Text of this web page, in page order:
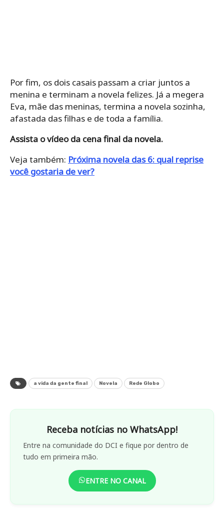
Por fim, os dois casais passam a criar juntos a
menina e terminam a novela felizes. Já a megera
Eva, mãe das meninas, termina a novela sozinha,
afastada das filhas e de toda a família.
Assista o vídeo da cena final da novela.
Veja também: Próxima novela das 6: qual reprise
você gostaria de ver?
a vida da gente final Novela Rede Globo
Receba notícias no WhatsApp!
Entre na comunidade do DCI e fique por dentro de
tudo em primeira mão.
ENTRE NO CANAL